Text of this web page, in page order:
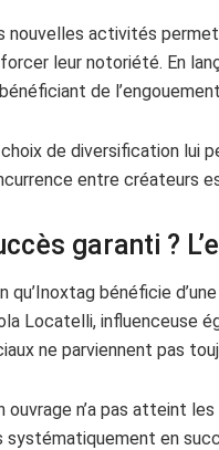
nouvelles activités
leur notoriété. En
de
de diversification lui
entre créateurs
garanti ?
qu’Inoxtag bénéficie
Locatelli, influenceuse
ne parviennent pas
ouvrage n’a pas atteint
systématiquement en